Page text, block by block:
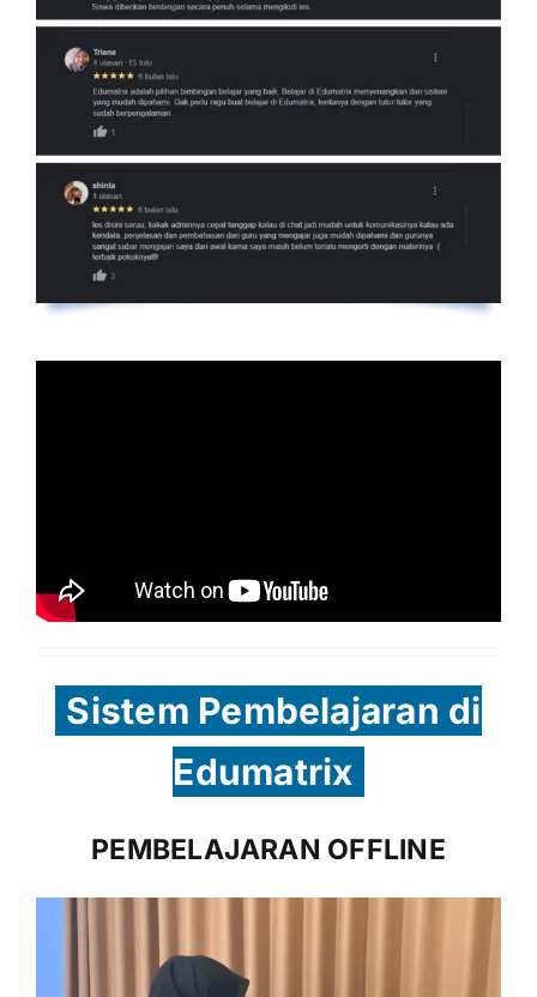
Sistem Pembelajaran di
Edumatrix
PEMBELAJARAN OFFLINE